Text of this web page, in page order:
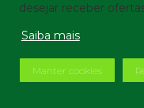
desejar receber
Saiba mais
Manter cookies